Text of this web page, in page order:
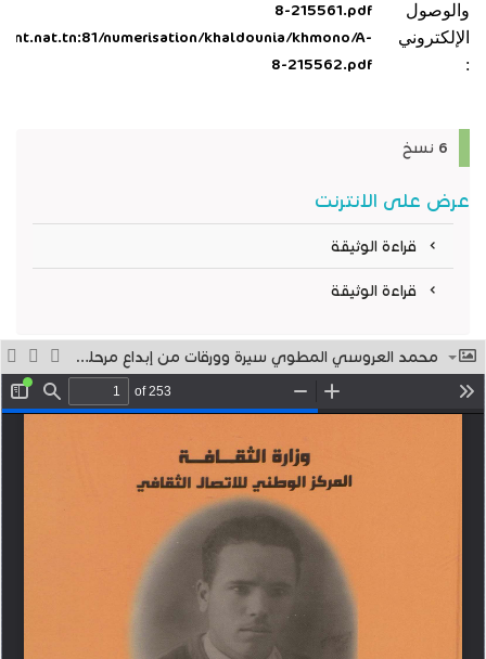
والوصول
الإلكتروني
:
8-215561.pdf
numerisation/khaldounia/khmono/A-
8-215562.pdf
6 نسخ
عرض على الانترنت
قراءة الوثيقة
قراءة الوثيقة
محمد العروسي المطوي سيرة وورقات من إبداع مرحلة الشباب الجزء الأول : الورقات الشعرية